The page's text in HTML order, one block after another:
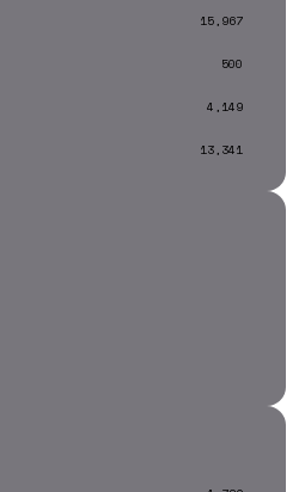
15,967
500
4,149
13,341